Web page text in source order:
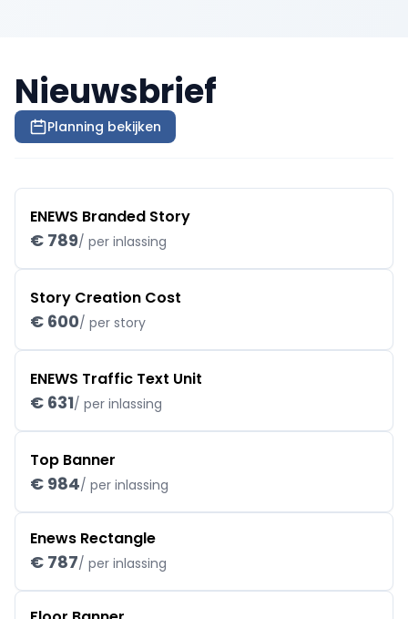
Nieuwsbrief
Planning bekijken
ENEWS Branded Story
€ 789/ per inlassing
Story Creation Cost
€ 600/ per story
ENEWS Traffic Text Unit
€ 631/ per inlassing
Top Banner
€ 984/ per inlassing
Enews Rectangle
€ 787/ per inlassing